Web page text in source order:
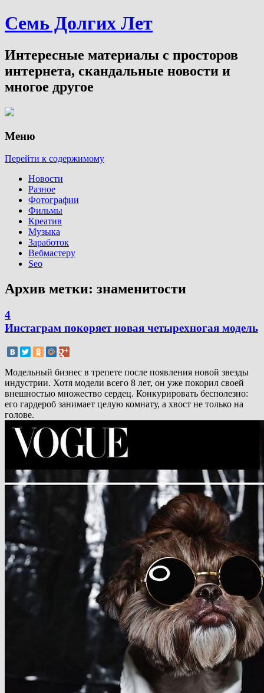
Семь Долгих Лет
Интересные материалы с просторов
интернета, скандальные новости и
многое другое
Меню
Перейти к содержимому
Новости
Разное
Фотографии
Фильмы
Креатив
Музыка
Заработок
Вебмастеру
Seo
Архив метки: знаменитости
4
Инстаграм покоряет новая четырехногая модель
Модельный бизнес в трепете после появления новой звезды
индустрии. Хотя модели всего 8 лет, он уже покорил своей
внешностью множество сердец. Конкурировать бесполезно:
его гардероб занимает целую комнату, а хвост не только на
голове.